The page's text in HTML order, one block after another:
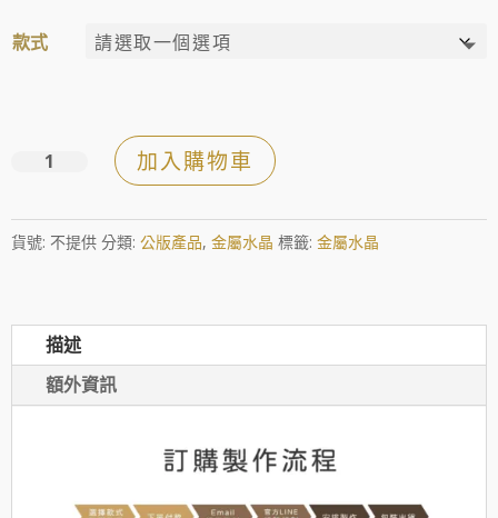
款式
金
屬
晶
加入購物車
貨號: 不提供 分類: 公版產品, 金屬水晶 標籤: 金屬水晶
描述
額外資訊